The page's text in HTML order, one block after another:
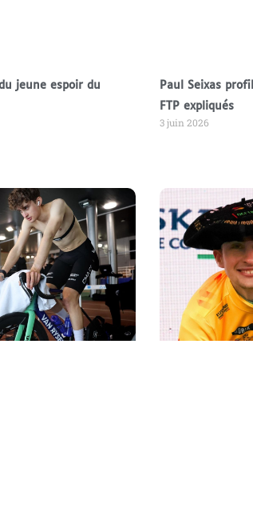
jeune espoir du
Paul Seixas
FTP expliqués
3 juin 2026